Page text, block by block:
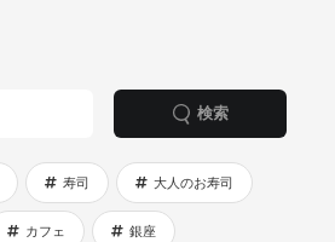
検索
寿司 大人のお寿司
カフェ 銀座